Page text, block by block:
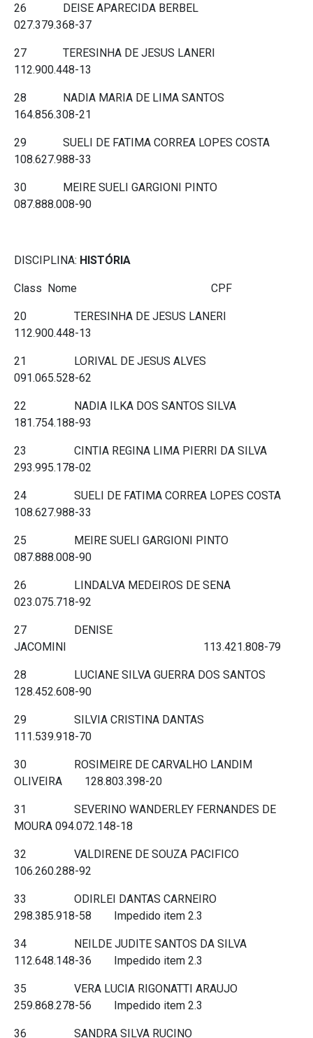
26 DEISE APARECIDA BERBEL
027.379.368-37
27 TERESINHA DE JESUS LANERI
112.900.448-13
28 NADIA MARIA DE LIMA SANTOS
164.856.308-21
29 SUELI DE FATIMA CORREA LOPES COSTA
108.627.988-33
30 MEIRE SUELI GARGIONI PINTO
087.888.008-90
DISCIPLINA: HISTÓRIA
Class Nome CPF
20 TERESINHA DE JESUS LANERI
112.900.448-13
21 LORIVAL DE JESUS ALVES
091.065.528-62
22 NADIA ILKA DOS SANTOS SILVA
181.754.188-93
23 CINTIA REGINA LIMA PIERRI DA SILVA
293.995.178-02
24 SUELI DE FATIMA CORREA LOPES COSTA
108.627.988-33
25 MEIRE SUELI GARGIONI PINTO
087.888.008-90
26 LINDALVA MEDEIROS DE SENA
023.075.718-92
27 DENISE
JACOMINI 113.421.808-79
28 LUCIANE SILVA GUERRA DOS SANTOS
128.452.608-90
29 SILVIA CRISTINA DANTAS
111.539.918-70
30 ROSIMEIRE DE CARVALHO LANDIM
OLIVEIRA 128.803.398-20
31 SEVERINO WANDERLEY FERNANDES DE
MOURA 094.072.148-18
32 VALDIRENE DE SOUZA PACIFICO
106.260.288-92
33 ODIRLEI DANTAS CARNEIRO
298.385.918-58 Impedido item 2.3
34 NEILDE JUDITE SANTOS DA SILVA
112.648.148-36 Impedido item 2.3
35 VERA LUCIA RIGONATTI ARAUJO
259.868.278-56 Impedido item 2.3
36 SANDRA SILVA RUCINO